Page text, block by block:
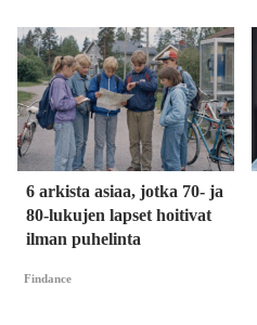
6 arkista asiaa, jotka 70- ja
80-lukujen lapset hoitivat
ilman puhelinta
Findance